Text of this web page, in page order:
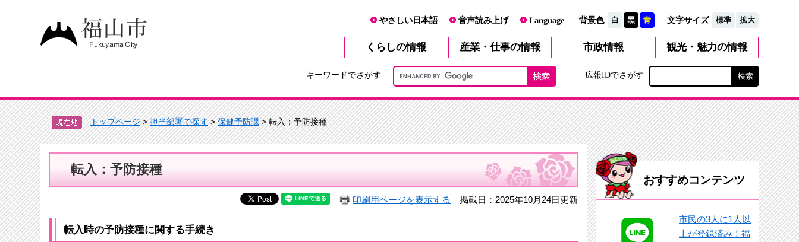
やさしい日本語 音声読み上げ Language 背景色 白 黒 青 文字サイズ 標準 拡大
くらしの情報 産業・仕事の情報 市政情報 観光・魅力の情報
キーワードでさがす 広報IDでさがす
トップページ>担当部署で探す>保健予防課> 転入：予防接種
転入：予防接種
印刷用ページを表示する 掲載日：2025年10月24日更新
転入時の予防接種に関する手続き
おすすめコンテンツ
市民の3人に1人以
上が登録済み！福